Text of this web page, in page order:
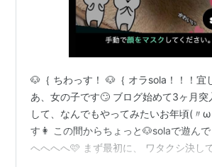
🐶｛ ちわっす！ 🐶｛ オラsola！！！
あ、女の子です🙄 ブログ始めて3ヶ月突
して、なんでもやってみたいお年頃(〃
す👩 この間からちょっと🐶solaで遊ん
へへへへ🩷 まず最初に、 ワタクシ決し